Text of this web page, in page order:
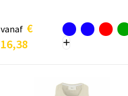
vanaf €
16,38